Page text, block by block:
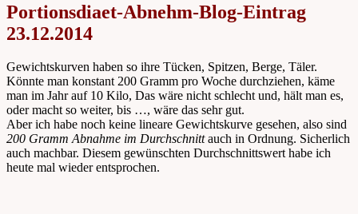
Portionsdiaet-Abnehm-Blog-Eintrag
23.12.2014
Gewichtskurven haben so ihre Tücken, Spitzen, Berge, Täler.
Könnte man konstant 200 Gramm pro Woche durchziehen, käme
man im Jahr auf 10 Kilo, Das wäre nicht schlecht und, hält man es,
oder macht so weiter, bis …, wäre das sehr gut.
Aber ich habe noch keine lineare Gewichtskurve gesehen, also sind
200 Gramm Abnahme im Durchschnittauch in Ordnung. Sicherlich
auch machbar. Diesem gewünschten Durchschnittswert habe ich
heute mal wieder entsprochen.